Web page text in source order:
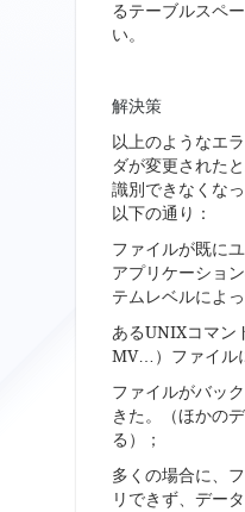
るテーブルスペ
い。
解決策
以上のようなエ
ダが変更された
識別できなくな
以下の通り：
ファイルが既に
アプリケーショ
テムレベルによ
あるUNIXコマン
MV…）ファイル
ファイルがバッ
きた。（ほかの
る）；
多くの場合に、
リできず、デー